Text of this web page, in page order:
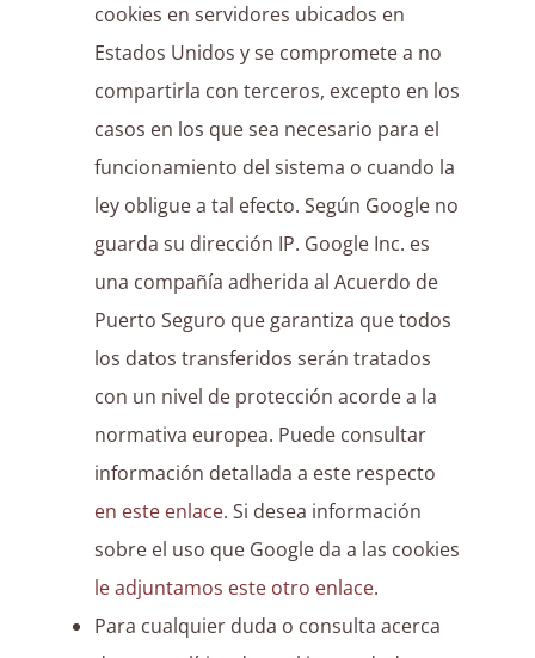
cookies en servidores ubicados en
Estados Unidos y se compromete a no
compartirla con terceros, excepto en los
casos en los que sea necesario para el
funcionamiento del sistema o cuando la
ley obligue a tal efecto. Según Google no
guarda su dirección IP. Google Inc. es
una compañía adherida al Acuerdo de
Puerto Seguro que garantiza que todos
los datos transferidos serán tratados
con un nivel de protección acorde a la
normativa europea. Puede consultar
información detallada a este respecto
en este enlace. Si desea información
sobre el uso que Google da a las cookies
le adjuntamos este otro enlace.
Para cualquier duda o consulta acerca